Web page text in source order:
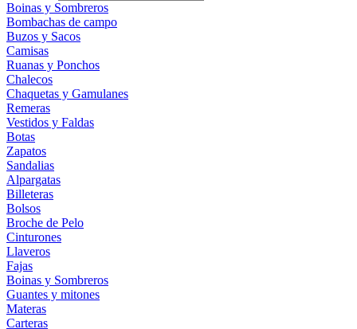
Boinas y Sombreros
Bombachas de campo
Buzos y Sacos
Camisas
Ruanas y Ponchos
Chalecos
Chaquetas y Gamulanes
Remeras
Vestidos y Faldas
Botas
Zapatos
Sandalias
Alpargatas
Billeteras
Bolsos
Broche de Pelo
Cinturones
Llaveros
Fajas
Boinas y Sombreros
Guantes y mitones
Materas
Carteras